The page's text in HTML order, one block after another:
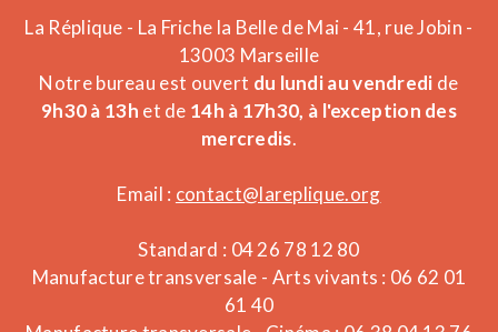
La Réplique - La Friche la Belle de Mai - 41, rue Jobin -
13003 Marseille
Notre bureau est ouvert du lundi au vendredi de
9h30 à 13h et de 14h à 17h30, à l'exception des
mercredis.
Email : contact@lareplique.org
Standard : 04 26 78 12 80
Manufacture transversale - Arts vivants : 06 62 01
61 40